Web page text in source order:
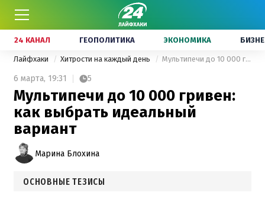
24 КАНАЛ ГЕОПОЛИТИКА ЭКОНОМИКА
Лайфхаки Хитрости на каждый день Мультипечи до 10 000 гривен: как выбрать идеальный вариант
6 марта, 19:31 5
Мультипечи до 10 000 гривен:
как выбрать идеальный
вариант
Марина Блохина
ОСНОВНЫЕ ТЕЗИСЫ